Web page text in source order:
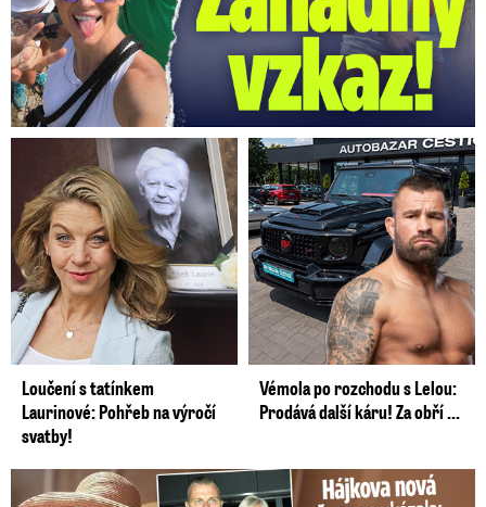
Loučení s tatínkem
Laurinové: Pohřeb na výročí
svatby!
Vémola po rozchodu s Lelou:
Prodává další káru! Za obří ...
Tohle tělo nahradilo Belo: Nová partnerka se ukázala...